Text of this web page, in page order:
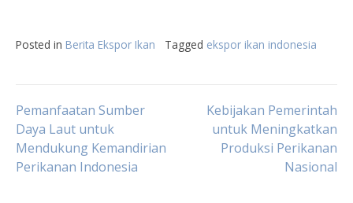
Posted in Berita Ekspor Ikan Tagged ekspor ikan indonesia
Post
navigation
Pemanfaatan Sumber
Daya Laut untuk
Mendukung Kemandirian
Perikanan Indonesia
Kebijakan Pemerintah
untuk Meningkatkan
Produksi Perikanan
Nasional